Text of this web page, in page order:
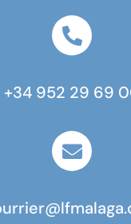
+34 952 29 69